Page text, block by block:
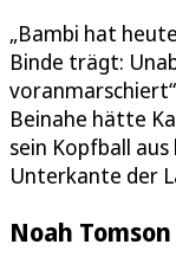
„Bambi hat
Binde trägt:
Beinahe hätte
sein Kopfball
Unterkante der
Noah